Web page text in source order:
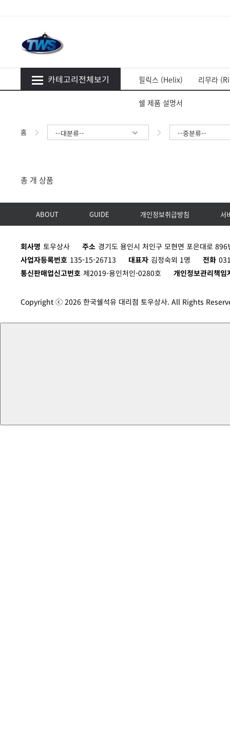
카테고리전체보기 힐릭스 (Helix) 리무라
쉘 제품 설명서
홈 --대분류-- --중분류--
총 개 상품
ABOUT GUIDE 개인정보취급방침 서
회사명 토우상사 주소 경기도 용인시 처인구 모현면 포은대로
사업자등록번호 135-15-26713 대표자 김정숙외 1명 전화
통신판매업신고번호 제2019-용인처인-0280호 개인정보관리책임
Copyright ⓒ 2026 한국쉘석유 대리점 토우상사. All Rights